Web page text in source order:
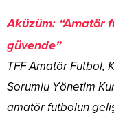
Aküzüm: “Amatör
güvende”
TFF Amatör Futbol,
Sorumlu Yönetim
amatör futbolun